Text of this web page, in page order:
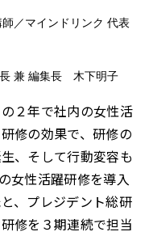
／マインドリンク 代表
長 兼 編集長 木下明子
２年で社内の女性活
修の効果で、研修の
、そして行動変容も
女性活躍研修を導入
、プレジデント総研
修を３期連続で担当